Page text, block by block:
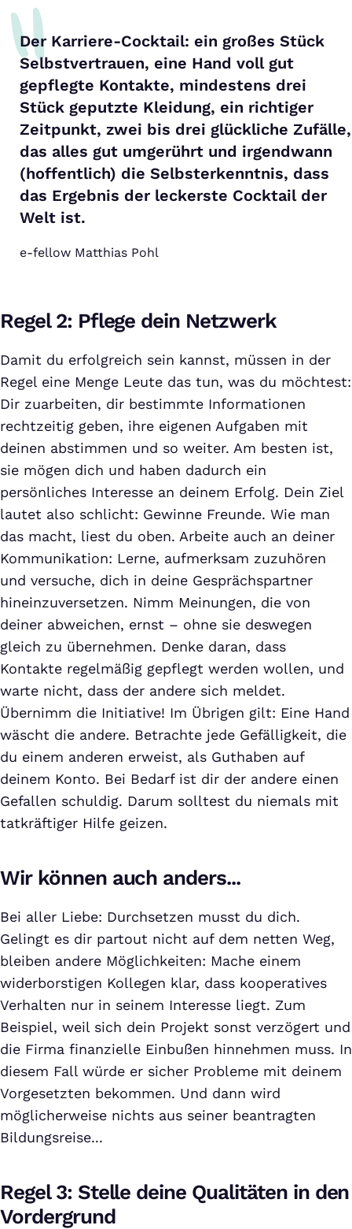
Der Karriere-Cocktail: ein großes Stück
Selbstvertrauen, eine Hand voll gut
gepflegte Kontakte, mindestens drei
Stück geputzte Kleidung, ein richtiger
Zeitpunkt, zwei bis drei glückliche Zufälle,
das alles gut umgerührt und irgendwann
(hoffentlich) die Selbsterkenntnis, dass
das Ergebnis der leckerste Cocktail der
Welt ist.
e-fellow Matthias Pohl
Regel 2: Pflege dein Netzwerk
Damit du erfolgreich sein kannst, müssen in der
Regel eine Menge Leute das tun, was du möchtest:
Dir zuarbeiten, dir bestimmte Informationen
rechtzeitig geben, ihre eigenen Aufgaben mit
deinen abstimmen und so weiter. Am besten ist,
sie mögen dich und haben dadurch ein
persönliches Interesse an deinem Erfolg. Dein Ziel
lautet also schlicht: Gewinne Freunde. Wie man
das macht, liest du oben. Arbeite auch an deiner
Kommunikation: Lerne, aufmerksam zuzuhören
und versuche, dich in deine Gesprächspartner
hineinzuversetzen. Nimm Meinungen, die von
deiner abweichen, ernst – ohne sie deswegen
gleich zu übernehmen. Denke daran, dass
Kontakte regelmäßig gepflegt werden wollen, und
warte nicht, dass der andere sich meldet.
Übernimm die Initiative! Im Übrigen gilt: Eine Hand
wäscht die andere. Betrachte jede Gefälligkeit, die
du einem anderen erweist, als Guthaben auf
deinem Konto. Bei Bedarf ist dir der andere einen
Gefallen schuldig. Darum solltest du niemals mit
tatkräftiger Hilfe geizen.
Wir können auch anders...
Bei aller Liebe: Durchsetzen musst du dich.
Gelingt es dir partout nicht auf dem netten Weg,
bleiben andere Möglichkeiten: Mache einem
widerborstigen Kollegen klar, dass kooperatives
Verhalten nur in seinem Interesse liegt. Zum
Beispiel, weil sich dein Projekt sonst verzögert und
die Firma finanzielle Einbußen hinnehmen muss. In
diesem Fall würde er sicher Probleme mit deinem
Vorgesetzten bekommen. Und dann wird
möglicherweise nichts aus seiner beantragten
Bildungsreise...
Regel 3: Stelle deine Qualitäten in den
Vordergrund